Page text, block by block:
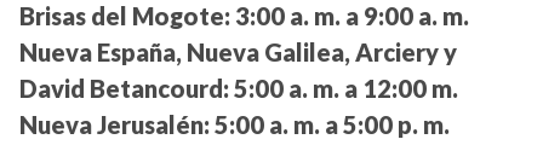
Brisas del Mogote: 3:00 a. m. a 9:00 a. m.
Nueva España, Nueva Galilea, Arciery y
David Betancourd: 5:00 a. m. a 12:00 m.
Nueva Jerusalén: 5:00 a. m. a 5:00 p. m.